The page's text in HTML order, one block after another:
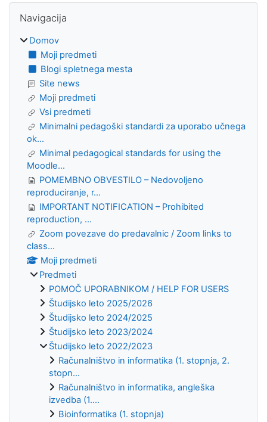
Bloki
Navigacija
Domov
Moji predmeti
Blogi spletnega mesta
Site news
Moji predmeti
Vsi predmeti
Minimalni pedagoški standardi za uporabo učnega
ok...
Minimal pedagogical standards for using the
Moodle...
POMEMBNO OBVESTILO – Nedovoljeno
reproduciranje, r...
IMPORTANT NOTIFICATION – Prohibited
reproduction, ...
Zoom povezave do predavalnic / Zoom links to
class...
Moji predmeti
Predmeti
POMOČ UPORABNIKOM / HELP FOR USERS
Študijsko leto 2025/2026
Študijsko leto 2024/2025
Študijsko leto 2023/2024
Študijsko leto 2022/2023
Računalništvo in informatika (1. stopnja, 2.
stopn...
Računalništvo in informatika, angleška
izvedba (1....
Bioinformatika (1. stopnja)